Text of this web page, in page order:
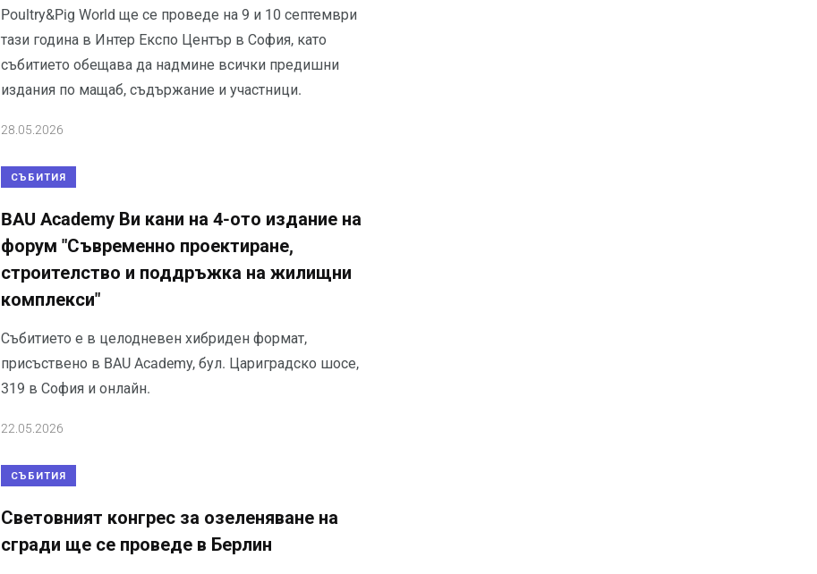
Poultry&Pig World ще се проведе на 9 и 10 септември
тази година в Интер Експо Център в София, като
събитието обещава да надмине всички предишни
издания по мащаб, съдържание и участници.
28.05.2026
СЪБИТИЯ
BAU Academy Ви кани на 4-ото издание на
форум "Съвременно проектиране,
строителство и поддръжка на жилищни
комплекси"
Събитието е в целодневен хибриден формат,
присъствено в BAU Academy, бул. Цариградско шосе,
319 в София и онлайн.
22.05.2026
СЪБИТИЯ
Световният конгрес за озеленяване на
сгради ще се проведе в Берлин